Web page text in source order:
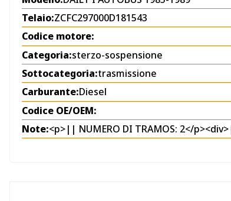
Telaio:ZCFC297000D181543
Codice motore:
Categoria:sterzo-sospensione
Sottocategoria:trasmissione
Carburante:Diesel
Codice OE/OEM:
Note:<p>|| NUMERO DI TRAMOS: 2</